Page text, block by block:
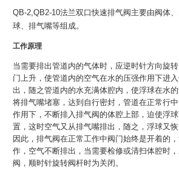
QB-2,QB2-10法兰双口快速排气阀主要由阀体
球、排气嘴等组成。
工作原理
当需要排出管道内的气体时，应逆时针方向旋
门上升，使管道内的空气在水的压强作用下进
出，随之管道内的水充满体腔内，使浮球在水
将排气嘴堵塞，达到自行密封，管道在正常行
作用下，不断排入排气阀的体腔上部，迫使浮
置，这时空气又从排气嘴排出，随之，浮球又
因此，排气阀在正常工作中阀门始终是开着的
作，空气不断排出，当需要检修或清扫体腔时
阀，顺时针旋转阀杆时为关闭。